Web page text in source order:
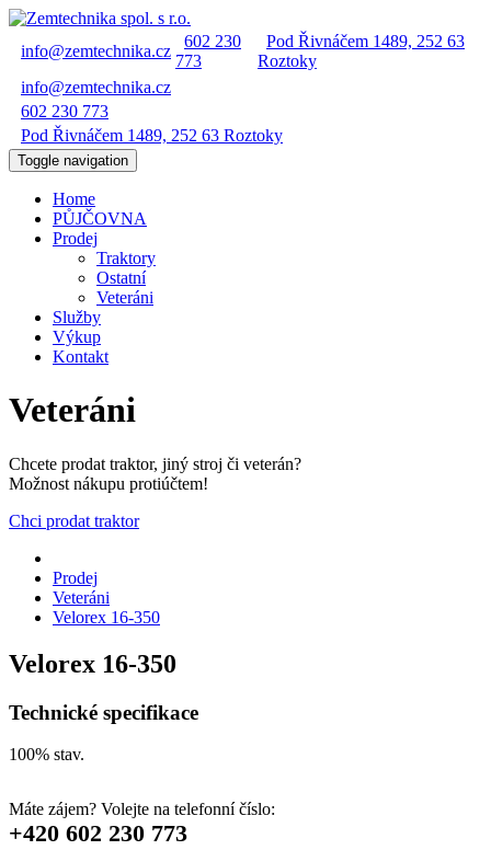
info@zemtechnika.cz
602 230
773
Pod Řivnáčem 1489, 252 63
Roztoky
info@zemtechnika.cz
602 230 773
Pod Řivnáčem 1489, 252 63 Roztoky
Toggle navigation
Home
PŮJČOVNA
Prodej
Traktory
Ostatní
Veteráni
Služby
Výkup
Kontakt
Veteráni
Chcete prodat traktor, jiný stroj či veterán?
Možnost nákupu protiúčtem!
Chci prodat traktor
Prodej
Veteráni
Velorex 16-350
Velorex 16-350
Technické specifikace
100% stav.
Máte zájem? Volejte na telefonní číslo:
+420 602 230 773